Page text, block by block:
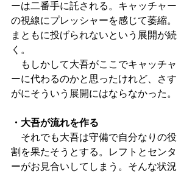
ーは二番手に託される。キャッチャー
の視線にプレッシャーを感じて萎縮。
まともに投げられないという展開が続
く。
もしかして大吾がここでキャッチャ
ーに代わるのかと思ったけれど、さす
がにそういう展開にはならなかった。
・大吾が流れを作る
それでも大吾は守備で自分なりの役
割を果たそうとする。レフトとセンタ
ーがお見合いしてしまう。そんな状況